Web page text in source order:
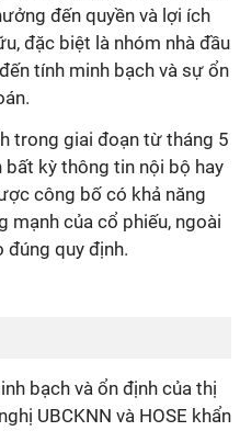
đến quyền và lợi ích
đặc biệt là nhóm nhà đầu
tính minh bạch và sự ổn
trong giai đoạn từ tháng 5
kỳ thông tin nội bộ hay
công bố có khả năng
của cổ phiếu, ngoài
quy định.
bạch và ổn định của thị
UBCKNN và HOSE khẩn